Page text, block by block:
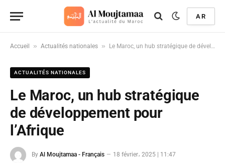
AR
Accueil » Actualités nationales » Le Maroc, un hub stratégique de développement pour l’Afrique
ACTUALITÉS NATIONALES
Le Maroc, un hub stratégique
de développement pour
l’Afrique
By Al Moujtamaa - Français
18 février، 2025 | 11:47